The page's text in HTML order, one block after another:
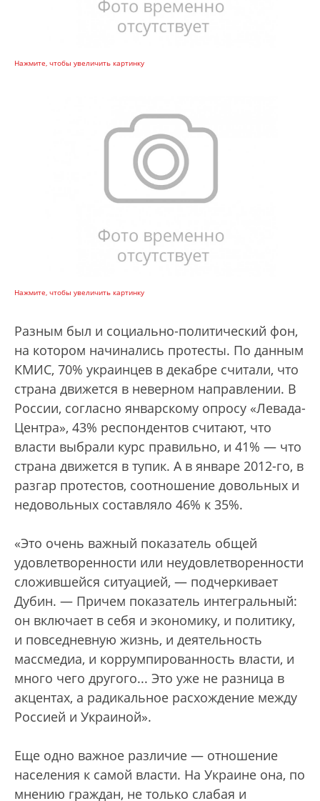
Нажмите, чтобы увеличить картинку
Нажмите, чтобы увеличить картинку
Разным был и социально-политический фон,
на котором начинались протесты. По данным
КМИС, 70% украинцев в декабре считали, что
страна движется в неверном направлении. В
России, согласно январскому опросу «Левада-
Центра», 43% респондентов считают, что
власти выбрали курс правильно, и 41% — что
страна движется в тупик. А в январе 2012-го, в
разгар протестов, соотношение довольных и
недовольных составляло 46% к 35%.
«Это очень важный показатель общей
удовлетворенности или неудовлетворенности
сложившейся ситуацией, — подчеркивает
Дубин. — Причем показатель интегральный:
он включает в себя и экономику, и политику,
и повседневную жизнь, и деятельность
массмедиа, и коррумпированность власти, и
много чего другого... Это уже не разница в
акцентах, а радикальное расхождение между
Россией и Украиной».
Еще одно важное различие — отношение
населения к самой власти. На Украине она, по
мнению граждан, не только слабая и